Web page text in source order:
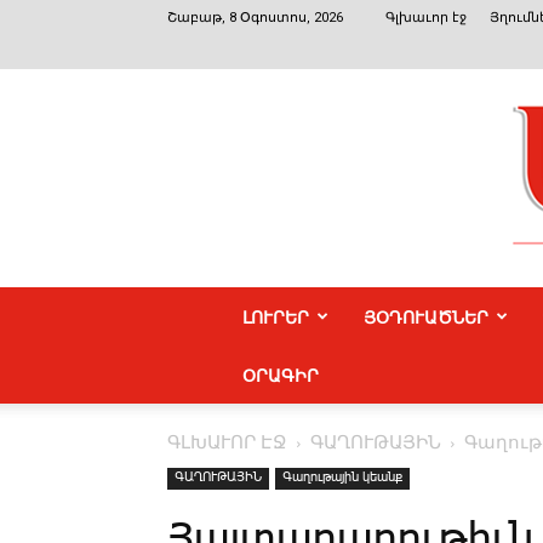
Շաբաթ, 8 Օգոստոս, 2026 Գլխաւոր էջ
ԼՈՒՐԵՐ ՅՕԴՈՒԱԾՆԵՐ
ՕՐԱԳԻՐ
ԳԼԽԱՒՈՐ ԷՋ ԳԱՂՈՒԹԱՅԻՆ
ԳԱՂՈՒԹԱՅԻՆ Գաղութային կեանք